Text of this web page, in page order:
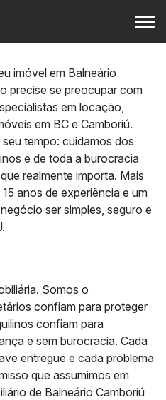
imóvel em Balneário
precise se preocupar com
em locação,
em BC e Camboriú.
tempo: cuidamos dos
e de toda a burocracia
realmente importa. Mais
anos de experiência e um
ser simples, seguro e
Somos o
confiam para proteger
confiam para
e sem burocracia. Cada
entregue e cada problema
que assumimos em
de Balneário Camboriú